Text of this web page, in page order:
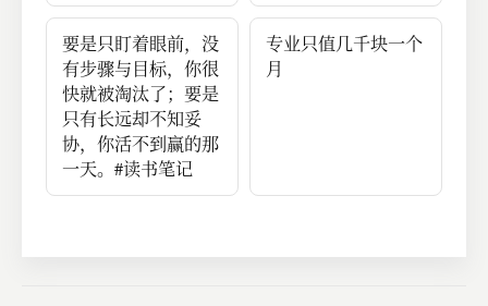
要是只盯着眼前，没
有步骤与目标，你很
快就被淘汰了；要是
只有长远却不知妥
协，你活不到赢的那
一天。#读书笔记
专业只值几千块一个
月